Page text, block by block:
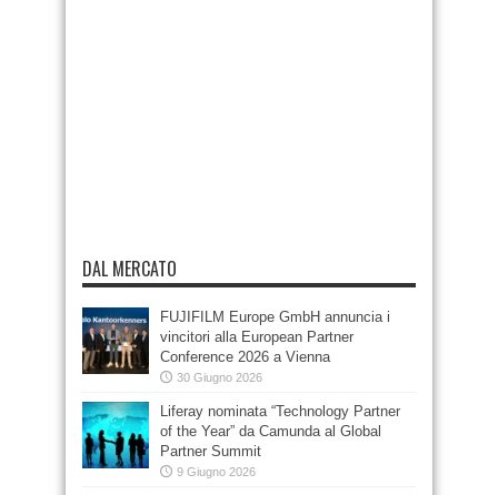
DAL MERCATO
FUJIFILM Europe GmbH annuncia i
vincitori alla European Partner
Conference 2026 a Vienna
30 Giugno 2026
Liferay nominata “Technology Partner
of the Year” da Camunda al Global
Partner Summit
9 Giugno 2026